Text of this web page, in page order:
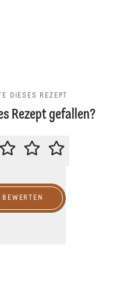
DIESES REZEPT
Rezept gefallen?
BITTE BEWERTE DIESES REZEPT
BEWERTEN